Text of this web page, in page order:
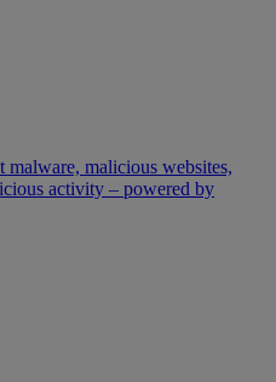
malware, malicious websites,
activity – powered by